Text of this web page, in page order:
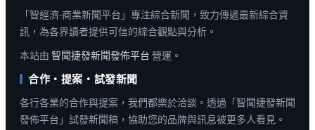
「智經濟-商業新聞平台」專注綜合新聞，致力傳遞最新綜合資
訊，為各界讀者提供可信的綜合觀點與分析。
本站由 智聞捷發新聞發佈平台 營運。
合作・提案・試發新聞
各行各業的合作與提案，我們都樂於洽談。透過「智聞捷發新聞
發佈平台」試發新聞稿，協助您的品牌與訊息被更多人看見。